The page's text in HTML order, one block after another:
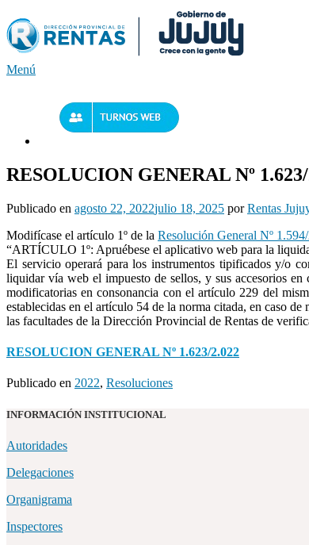
al
contenido
Menú
RESOLUCION GENERAL Nº
Publicado en agosto 22, 2022julio 18, 2025 porRentas
Modifícase el artículo 1º de la Resolución General Nº
“ARTÍCULO 1º: Apruébese el aplicativo web para la
El servicio operará para los instrumentos tipificados y/o
liquidar vía web el impuesto de sellos, y sus accesorios
modificatorias en consonancia con el artículo 229 del
establecidas en el artículo 54 de la norma citada, en caso
las facultades de la Dirección Provincial de Rentas de
RESOLUCION GENERAL Nº 1.623/2.022
Publicado en 2022, Resoluciones
INFORMACIÓN INSTITUCIONAL
Autoridades
Delegaciones
Organigrama
Inspectores